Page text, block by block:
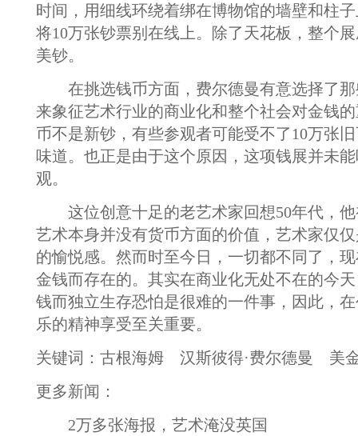
时间，用细线环绕着绑在博物馆的墙壁和柱
将10万张钞票别在线上。除了天花板，整个
美钞。
在挑选钱币方面，费尔德曼有意选择了那
来象征艺术行业的商业化和整个社会对金钱
币不是新钞，有些参观者可能受不了10万张
味道。也正是由于这个原因，这项钱展并未
观。
这位创意十足的老艺术家回想50年代，他
艺术本身并没有货币方面的价值，艺术家仅
的愉悦感。然而时至今日，一切都不同了，
金钱而存在的。其实在商业化无处不在的今
钱而独立生存恐怕是很难的一件事，因此，
乐的精神享受至关重要。
关键词：古根海姆 汉斯彼得·费尔德曼 美
更多新闻：
2万多张海报，艺术淹没英国